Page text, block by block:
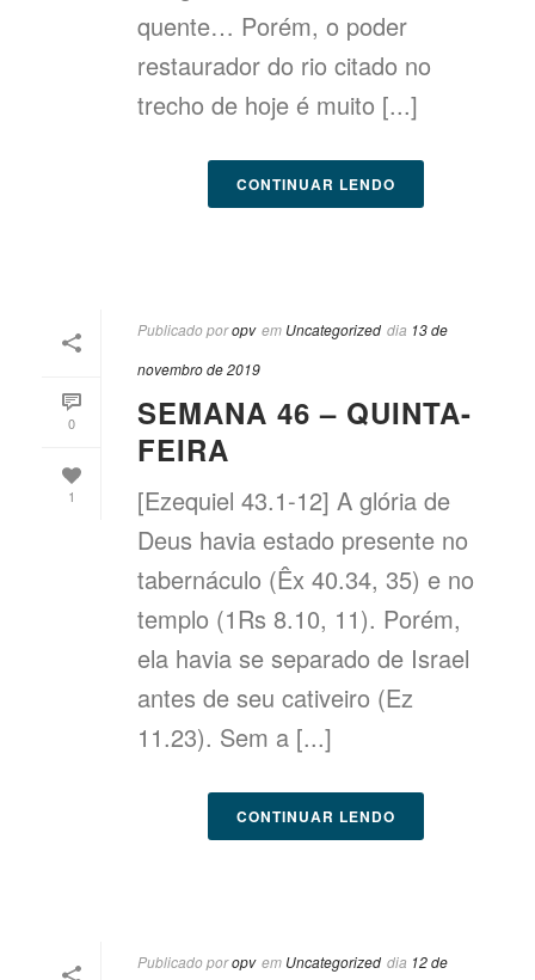
quente… Porém, o poder
restaurador do rio citado no
trecho de hoje é muito [...]
CONTINUAR LENDO
0
1
Publicado poropv em Uncategorized dia 13 de
novembro de 2019
SEMANA 46 – QUINTA-
FEIRA
[Ezequiel 43.1-12] A glória de
Deus havia estado presente no
tabernáculo (Êx 40.34, 35) e no
templo (1Rs 8.10, 11). Porém,
ela havia se separado de Israel
antes de seu cativeiro (Ez
11.23). Sem a [...]
CONTINUAR LENDO
Publicado poropv em Uncategorized dia 12 de